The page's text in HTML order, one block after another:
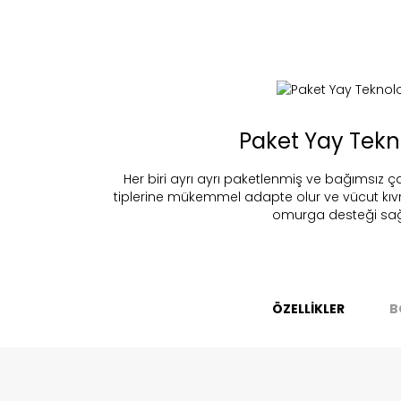
Paket Yay
Her biri ayrı ayrı paketlenmiş ve bağımsız
tiplerine mükemmel adapte olur ve vücut
omurga desteği
ÖZELLİKLER
Bu